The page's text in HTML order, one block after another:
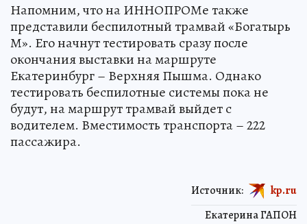
Напомним, что на ИННОПРОМе также
представили беспилотный трамвай «Богатырь
М». Его начнут тестировать сразу после
окончания выставки на маршруте
Екатеринбург – Верхняя Пышма. Однако
тестировать беспилотные системы пока не
будут, на маршрут трамвай выйдет с
водителем. Вместимость транспорта – 222
пассажира.
Екатерина ГАПОН
Источник: kp.ru